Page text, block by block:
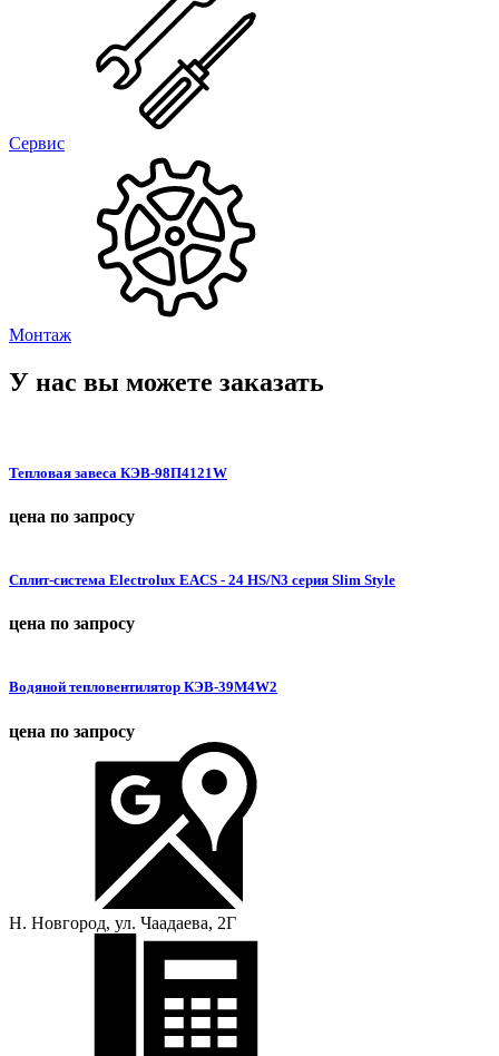
Сервис
Монтаж
У нас вы можете заказать
Тепловая завеса КЭВ-98П4121W
цена по запросу
Сплит-система Electrolux EACS - 24 HS/N3 серия Slim Style
цена по запросу
Водяной тепловентилятор КЭВ-39M4W2
цена по запросу
Н. Новгород, ул. Чаадаева, 2Г